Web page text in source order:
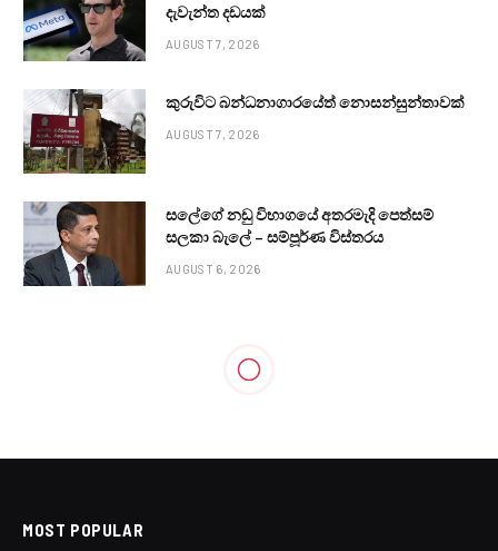
දැවැන්ත දඩයක්
AUGUST 7, 2026
කුරුවිට බන්ධනාගාරයේත් නොසන්සුන්තාවක්
AUGUST 7, 2026
සලේගේ නඩු විභාගයේ අතරමැදි පෙත්සම්
සලකා බැලේ – සම්පූර්ණ විස්තරය
AUGUST 6, 2026
ගෑස් ගෑස් පෙන්නයි ද?